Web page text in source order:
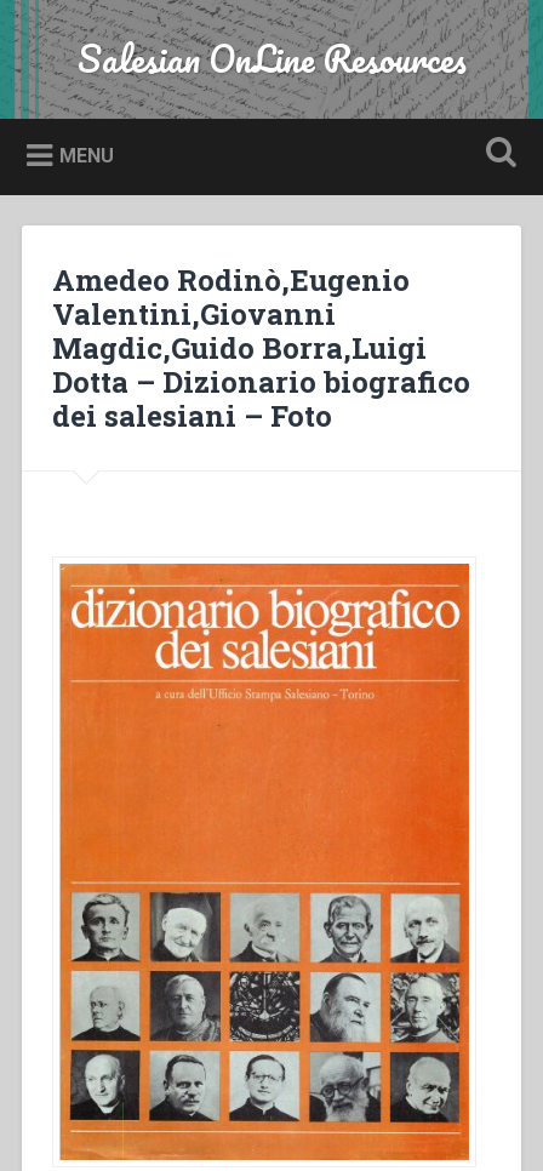
Skip
to
content
Search Salesian OnLine Resources
MENU
Amedeo Rodinò,Eugenio
Valentini,Giovanni
Magdic,Guido Borra,Luigi
Dotta – Dizionario biografico
dei salesiani – Foto